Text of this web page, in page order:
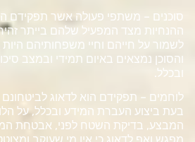
סוכנים – משתפי פעולה אשר תפקידם
ההנחיות מצד המפעיל שלהם בייתר
לשמור על חייהם וחיי משפחותיהם
והסוכן נמצאים באיום תמידי ובמצב
ובכלל.
לוחמים – תפקידם הוא לדאוג
בעת ביצוע העברת המידע ובכלל, על
המבצע, בדיקת השטח לפני, אבטחת